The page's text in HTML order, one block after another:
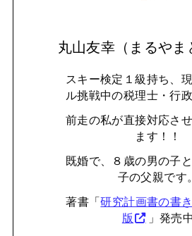
丸山友幸（まるやま
スキー検定１級持ち、
ル挑戦中の税理士・行
前走の私が直接対応さ
ます！！
既婚で、８歳の男の子
子の父親です。
著書「研究計画書の書
版
」発売中